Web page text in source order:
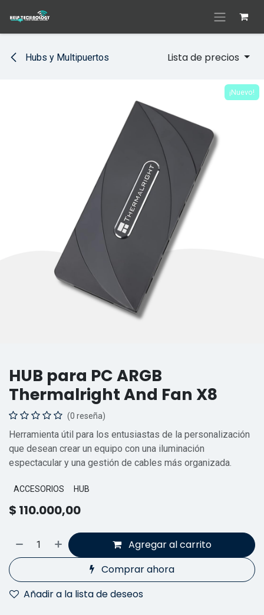
Hubs y Multipuertos Lista de precios
¡Nuevo!
HUB para PC ARGB
Thermalright And Fan X8
(0 reseña)
Herramienta útil para los entusiastas de la personalización
que desean crear un equipo con una iluminación
espectacular y una gestión de cables más organizada.
ACCESORIOS HUB
$ 110.000,00
Agregar al carrito
Comprar ahora
Añadir a la lista de deseos